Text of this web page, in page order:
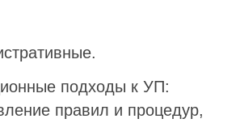
подходы к УП:
правил и процедур,